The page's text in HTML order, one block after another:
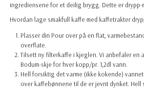
ingrediensene for et deilig brygg. Dette er
Hvordan lage smakfull kaffe med kaffetrakter
Plasser din Pour over på en flat,
overflate.
Tilsett ny filterkaffe i kjeglen. Vi anbefaler en
Bodum-skje for hver kopp/pr. 1,2dl vann.
Hell forsiktig det varme (ikke kokende)
over kaffebønnene til de er jevnt dynket. Hell